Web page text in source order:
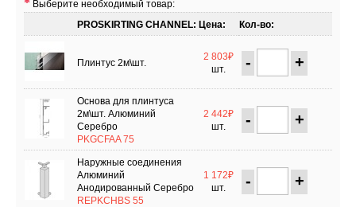
Выберите необходимый товар:
PROSKIRTING CHANNEL: Цена: Кол-во:
Плинтус 2м\шт.
2 803₽
шт.
- +
Основа для плинтуса
2м\шт. Алюминий
Серебро
PKGCFAA 75
2 442₽
шт.
- +
Наружные соединения
Алюминий
Анодированный Серебро
REPKCHBS 55
1 172₽
шт.
- +